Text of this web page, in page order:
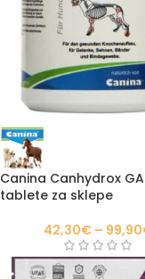
Canina Canhydrox
tablete za sklepe
42,30€ – 99,90